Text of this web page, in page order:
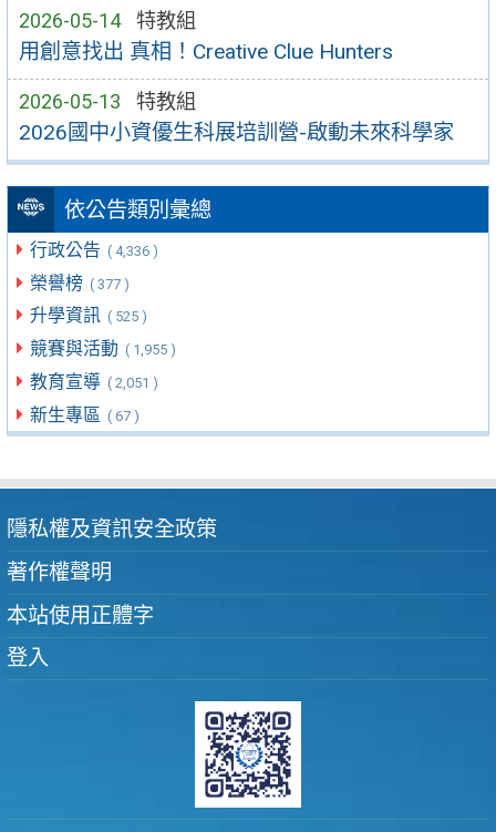
2026-05-14 特教組
用創意找出 真相！Creative Clue Hunters
2026-05-13 特教組
2026國中小資優生科展培訓營-啟動未來科學家
依公告類別彙總
行政公告 ( 4,336 )
榮譽榜 ( 377 )
升學資訊 ( 525 )
競賽與活動 ( 1,955 )
教育宣導 ( 2,051 )
新生專區 ( 67 )
隱私權及資訊安全政策
著作權聲明
本站使用正體字
登入